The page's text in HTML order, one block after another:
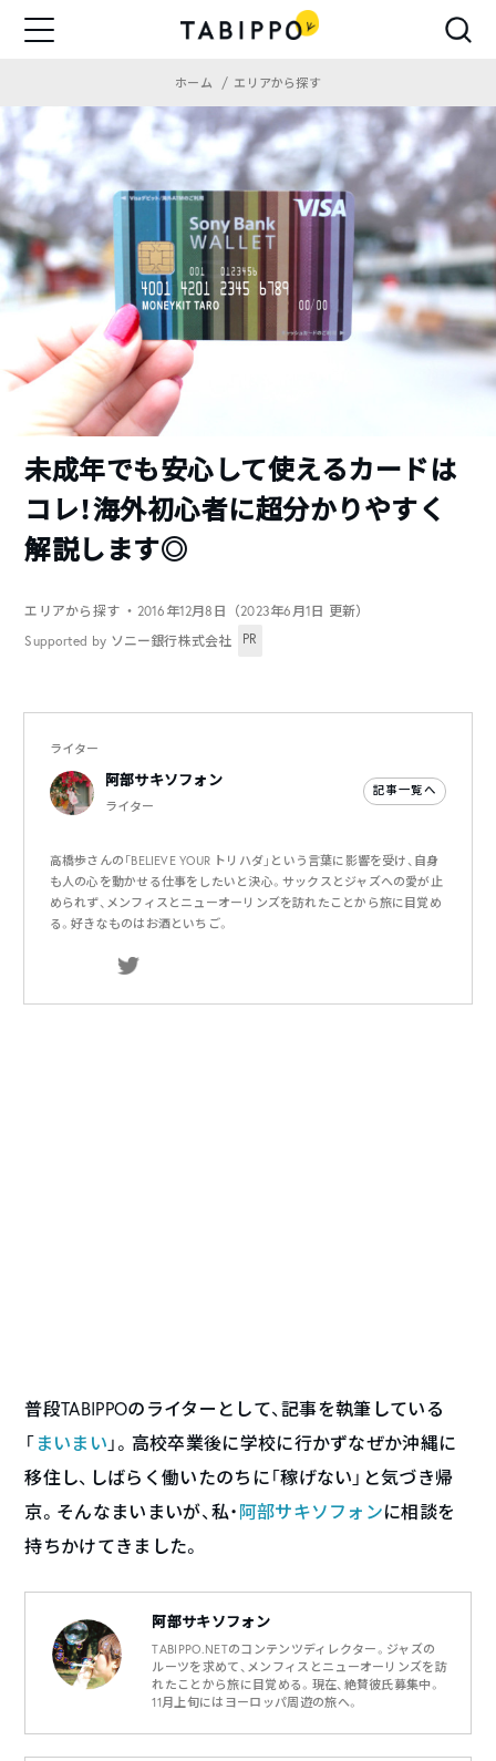
ホーム エリアから探す
未成年でも安心して使えるカードは
コレ！海外初心者に超分かりやすく
解説します◎
エリアから探す ・2016年12月8日（2023年6月1日 更新）
Supported by ソニー銀行株式会社
PR
ライター
阿部サキソフォン
ライター
記事一覧へ
高橋歩さんの「BELIEVE YOUR トリハダ」という言葉に影響を受け、自身
も人の心を動かせる仕事をしたいと決心。サックスとジャズへの愛が止
められず、メンフィスとニューオーリンズを訪れたことから旅に目覚め
る。好きなものはお酒といちご。
普段TABIPPOのライターとして、記事を執筆している
「 まいまい 」。高校卒業後に学校に行かずなぜか沖縄に
移住し、しばらく働いたのちに「稼げない」と気づき帰
京。そんなまいまいが、私・ 阿部サキソフォンに相談を
持ちかけてきました。
阿部サキソフォン
TABIPPO.NETのコンテンツディレクター。ジャズの
ルーツを求めて、メンフィスとニューオーリンズを訪
れたことから旅に目覚める。現在、絶賛彼氏募集中。
11月上旬にはヨーロッパ周遊の旅へ。